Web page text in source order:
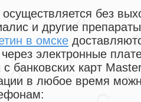
без
и другие
в омске
электронные
банковских карт
в любое время